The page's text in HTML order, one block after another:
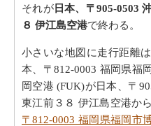
それが日本、〒905-0503
８ 伊江島空港で終わる。
小さいな地図に走行距離
本、〒812-0003 福岡県福
岡空港 (FUK)が日本、〒
東江前３８ 伊江島空港か
〒812-0003 福岡県福岡市